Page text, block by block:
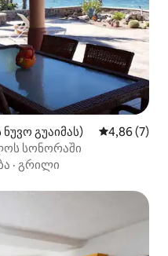
გუაიმას) საშუალო
4,86 (7)
სონორაში
· გრილი